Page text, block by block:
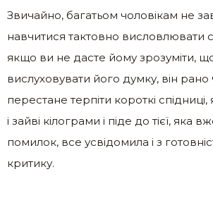
Звичайно, багатьом чоловікам не
навчитися тактовно висловлювати
якщо ви не дасте йому зрозуміти,
вислуховувати його думку, він рано
перестане терпіти короткі
і зайві кілограми і піде до тієї, яка
помилок, все усвідомила і з
критику.